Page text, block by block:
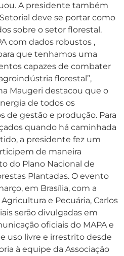
A presidente também
deve se portar como
sobre o setor florestal.
com dados robustos ,
que tenhamos uma
capazes de combater
florestal”,
Maugeri destacou que o
de todos os
de gestão e produção. Para
quando há caminhada
a presidente fez um
de maneira
do Plano Nacional de
Plantadas. O evento
em Brasília, com a
e Pecuária, Carlos
serão divulgadas em
oficiais do MAPA e
uso livre e irrestrito desde
à equipe da Associação